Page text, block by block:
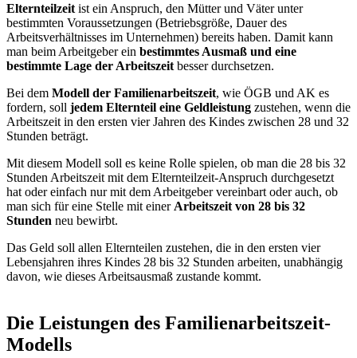
Elternteilzeit ist ein Anspruch, den Mütter und Väter unter
bestimmten Voraussetzungen (Betriebsgröße, Dauer des
Arbeitsverhältnisses im Unternehmen) bereits haben. Damit kann
man beim Arbeitgeber ein bestimmtes Ausmaß und eine
bestimmte Lage der Arbeitszeit besser durchsetzen.
Bei dem Modell der Familienarbeitszeit, wie ÖGB und AK es
fordern, soll jedem Elternteil eine Geldleistung zustehen, wenn die
Arbeitszeit in den ersten vier Jahren des Kindes zwischen 28 und 32
Stunden beträgt.
Mit diesem Modell soll es keine Rolle spielen, ob man die 28 bis 32
Stunden Arbeitszeit mit dem Elternteilzeit-Anspruch durchgesetzt
hat oder einfach nur mit dem Arbeitgeber vereinbart oder auch, ob
man sich für eine Stelle mit einer Arbeitszeit von 28 bis 32
Stunden neu bewirbt.
Das Geld soll allen Elternteilen zustehen, die in den ersten vier
Lebensjahren ihres Kindes 28 bis 32 Stunden arbeiten, unabhängig
davon, wie dieses Arbeitsausmaß zustande kommt.
Die Leistungen des Familienarbeitszeit-
Modells